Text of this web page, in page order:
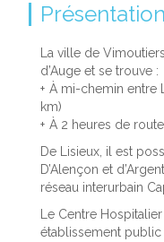
Présentation
La ville de
d’Auge et se trouve :
À mi-chemin entre
km)
À 2 heures de
De Lisieux, il est
D’Alençon et
réseau interurbain
Le Centre
établissement public